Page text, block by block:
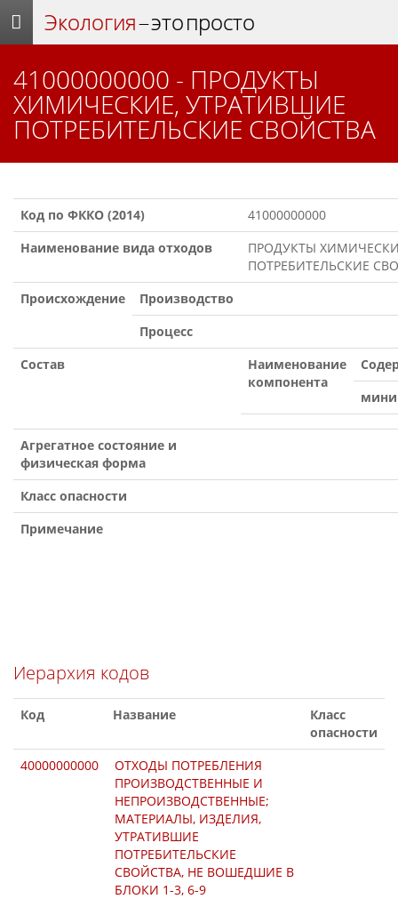
Экология– это просто
41000000000 - ПРОДУКТЫ
ХИМИЧЕСКИЕ, УТРАТИВШИЕ
ПОТРЕБИТЕЛЬСКИЕ СВОЙСТВА
Код по ФККО (2014)
41000000000
Наименование вида отходов
ПРОДУКТЫ
ПОТРЕБИТЕЛЬСКИЕ
Происхождение
Производство
Процесс
Состав
Наименование
компонента
Агрегатное состояние и
физическая форма
Класс опасности
Примечание
Иерархия кодов
Код Название
Класс
опасности
40000000000
ОТХОДЫ ПОТРЕБЛЕНИЯ
ПРОИЗВОДСТВЕННЫЕ И
НЕПРОИЗВОДСТВЕННЫЕ;
МАТЕРИАЛЫ, ИЗДЕЛИЯ,
УТРАТИВШИЕ
ПОТРЕБИТЕЛЬСКИЕ
СВОЙСТВА, НЕ ВОШЕДШИЕ В
БЛОКИ 1-3, 6-9